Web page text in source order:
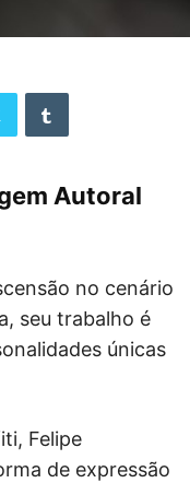
Autoral
no cenário
seu trabalho é
únicas
Felipe
de expressão